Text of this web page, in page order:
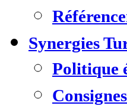
Synergies
Politique